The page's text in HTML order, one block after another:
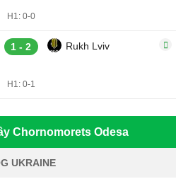
H1: 0-0
1 - 2 Rukh Lviv
H1: 0-1
Chornomorets Odesa
UKRAINE